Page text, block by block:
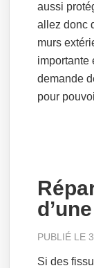
aussi
allez donc
murs
importante
demande
pour
PUBLIÉ LE
Si des